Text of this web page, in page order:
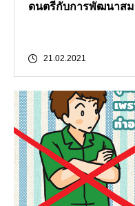
ดนตรีกับการพัฒนาส
21.02.2021